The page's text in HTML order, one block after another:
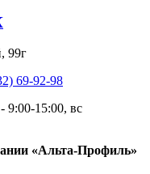
99г
69-92-98
9:00-15:00, вс
«Альта-Профиль»